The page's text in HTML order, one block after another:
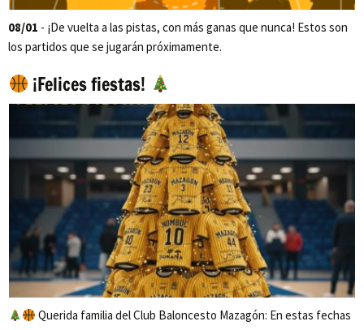
08/01 - ¡De vuelta a las pistas, con más ganas que nunca! Estos son
los partidos que se jugarán próximamente.
¡Felices fiestas!
Querida familia del Club Baloncesto Mazagón: En estas fechas